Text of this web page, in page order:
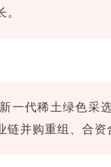
一代稀土绿色采
并购重组、合资